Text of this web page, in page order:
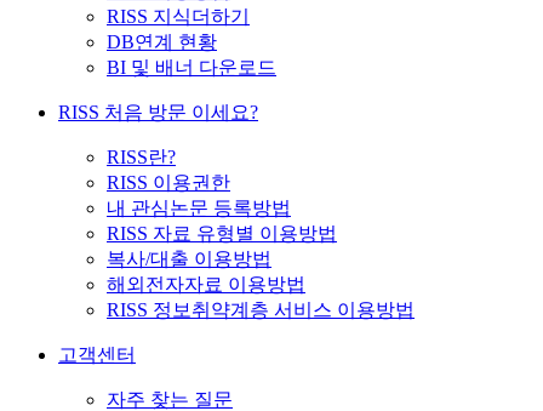
RISS 지식더하기
DB연계 현황
BI 및 배너 다운로드
RISS 처음 방문 이세요?
RISS란?
RISS 이용권한
내 관심논문 등록방법
RISS 자료 유형별 이용방법
복사/대출 이용방법
해외전자자료 이용방법
RISS 정보취약계층 서비스 이용방법
고객센터
자주 찾는 질문